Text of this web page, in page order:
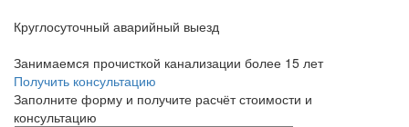
Круглосуточный аварийный выезд
Занимаемся прочисткой канализации более 15 лет
Получить консультацию
Заполните форму и получите расчёт стоимости и
консультацию